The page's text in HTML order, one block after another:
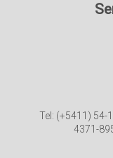
Tel: (+5411) 54-
4371-